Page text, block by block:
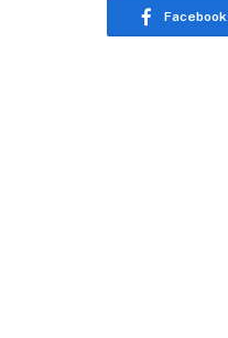
Facebook